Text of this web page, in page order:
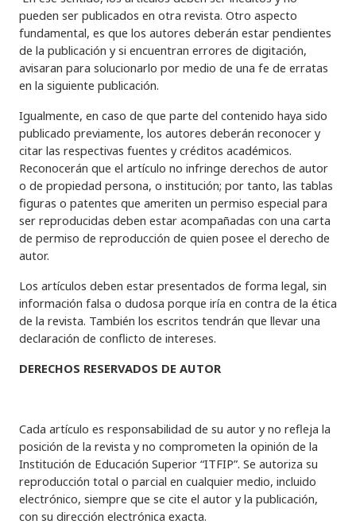
pueden ser publicados en otra revista. Otro aspecto
fundamental, es que los autores deberán estar pendientes
de la publicación y si encuentran errores de digitación,
avisaran para solucionarlo por medio de una fe de erratas
en la siguiente publicación.
Igualmente, en caso de que parte del contenido haya sido
publicado previamente, los autores deberán reconocer y
citar las respectivas fuentes y créditos académicos.
Reconocerán que el artículo no infringe derechos de autor
o de propiedad persona, o institución; por tanto, las tablas
figuras o patentes que ameriten un permiso especial para
ser reproducidas deben estar acompañadas con una carta
de permiso de reproducción de quien posee el derecho de
autor.
Los artículos deben estar presentados de forma legal, sin
información falsa o dudosa porque iría en contra de la ética
de la revista. También los escritos tendrán que llevar una
declaración de conflicto de intereses.
DERECHOS RESERVADOS DE AUTOR
Cada artículo es responsabilidad de su autor y no refleja la
posición de la revista y no comprometen la opinión de la
Institución de Educación Superior “ITFIP”. Se autoriza su
reproducción total o parcial en cualquier medio, incluido
electrónico, siempre que se cite el autor y la publicación,
con su dirección electrónica exacta.